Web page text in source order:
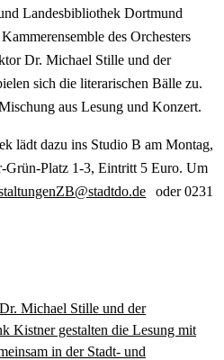
Landesbibliothek Dortmund
des Orchesters
Dr. Michael Stille und der
sich die literarischen Bälle zu.
aus Lesung und Konzert.
lädt dazu ins Studio B am Montag,
Grün-Platz 1-3, Eintritt 5 Euro. Um
oder 0231
Michael Stille und der
Kistner gestalten die Lesung mit
in der Stadt- und